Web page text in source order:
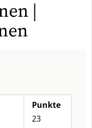
|
Punkte
23